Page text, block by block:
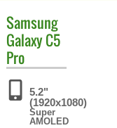
Samsung
Galaxy C5
Pro
5.2"
(1920x1080)
Super
AMOLED